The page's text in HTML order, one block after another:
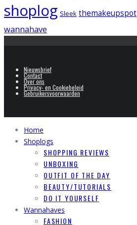
shoplog Sleek themakeupspot
wannahave
Nieuwsbrief
Contact
Over ons
Privacy- en Cookiebeleid
Gebruikersvoorwaarden
Home
Shoplogs
SHOPPING REVIEWS
UNBOXING
OUTFIT OF THE DAY
BEAUTY/TUTORIALS
DO IT YOURSELF
Wannahaves
FASHION